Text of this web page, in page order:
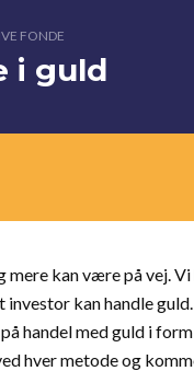
FONDE
i guld
mere kan være på vej.
kan handle
handel med guld i form
hver metode og